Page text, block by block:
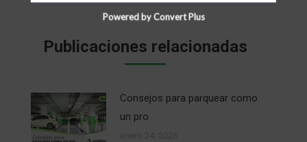
Publicaciones relacionadas
Consejos para parquear como
un pro
Powered by Convert Plus